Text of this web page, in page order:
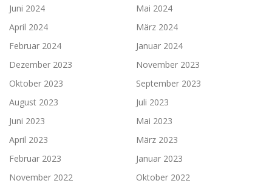
Juni 2024
Mai 2024
April 2024
März 2024
Februar 2024
Januar 2024
Dezember 2023
November 2023
Oktober 2023
September 2023
August 2023
Juli 2023
Juni 2023
Mai 2023
April 2023
März 2023
Februar 2023
Januar 2023
November 2022
Oktober 2022